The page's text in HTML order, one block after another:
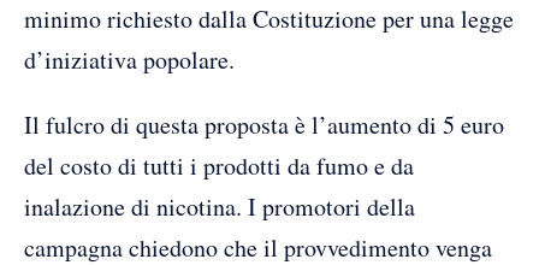
minimo richiesto dalla Costituzione per una legge
d’iniziativa popolare.
Il fulcro di questa proposta è l’aumento di 5 euro
del costo di tutti i prodotti da fumo e da
inalazione di nicotina. I promotori della
campagna chiedono che il provvedimento venga